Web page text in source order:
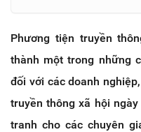
Phương tiện truyền
thành một trong những
đối với các doanh
truyền thông xã hội
tranh cho các chuyên